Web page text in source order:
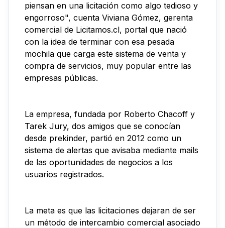
piensan en una licitación como algo tedioso y
engorroso", cuenta Viviana Gómez, gerenta
comercial de Licitamos.cl, portal que nació
con la idea de terminar con esa pesada
mochila que carga este sistema de venta y
compra de servicios, muy popular entre las
empresas públicas.
La empresa, fundada por Roberto Chacoff y
Tarek Jury, dos amigos que se conocían
desde prekinder, partió en 2012 como un
sistema de alertas que avisaba mediante mails
de las oportunidades de negocios a los
usuarios registrados.
La meta es que las licitaciones dejaran de ser
un método de intercambio comercial asociado